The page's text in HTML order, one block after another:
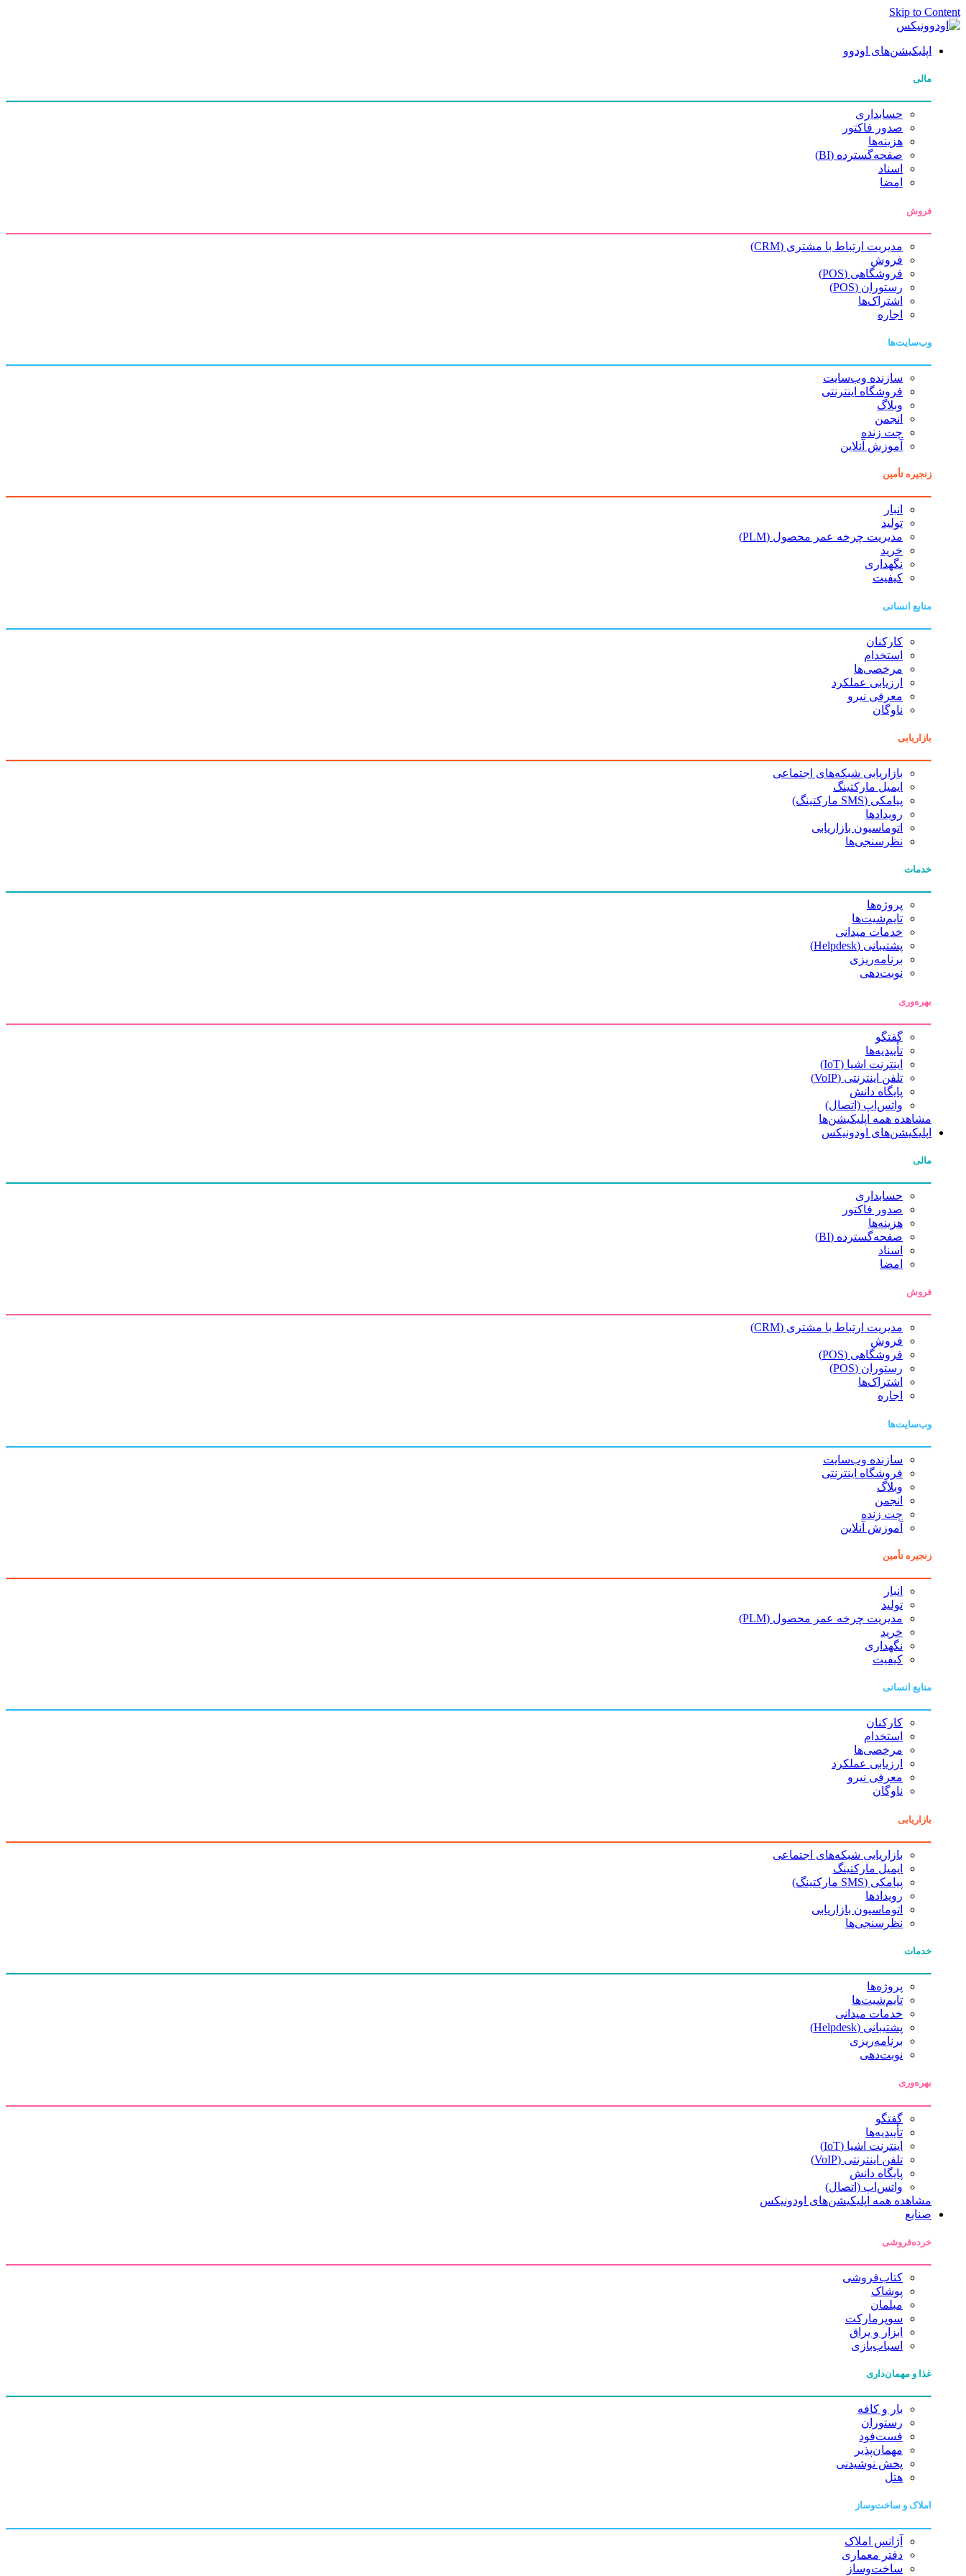
Skip to Content
اپلیکیشن‌های اودوو
مالی
حسابداری
صدور فاکتور
هزینه‌ها
صفحه‌گسترده (BI)
اسناد
امضا
فروش
مدیریت ارتباط با مشتری (CRM)
فروش
فروشگاهی (POS)
رستوران (POS)
اشتراک‌ها
اجاره
وب‌سایت‌ها
سازنده وب‌سایت
فروشگاه اینترنتی
وبلاگ
انجمن
چت زنده
آموزش آنلاین
زنجیره تأمین
انبار
تولید
مدیریت چرخه عمر محصول (PLM)
خرید
نگهداری
کیفیت
منابع انسانی
کارکنان
استخدام
مرخصی‌ها
ارزیابی عملکرد
معرفی نیرو
ناوگان
بازاریابی
بازاریابی شبکه‌های اجتماعی
ایمیل مارکتینگ
پیامکی (SMS مارکتینگ)
رویدادها
اتوماسیون بازاریابی
نظرسنجی‌ها
خدمات
پروژه‌ها
تایم‌شیت‌ها
خدمات میدانی
پشتیبانی (Helpdesk)
برنامه‌ریزی
نوبت‌دهی
بهره‌وری
گفتگو
تأییدیه‌ها
اینترنت اشیا (IoT)
تلفن اینترنتی (VoIP)
پایگاه دانش
واتس‌اپ (اتصال)
مشاهده همه اپلیکیشن‌ها
اپلیکیشن‌های اودونیکس
مالی
حسابداری
صدور فاکتور
هزینه‌ها
صفحه‌گسترده (BI)
اسناد
امضا
فروش
مدیریت ارتباط با مشتری (CRM)
فروش
فروشگاهی (POS)
رستوران (POS)
اشتراک‌ها
اجاره
وب‌سایت‌ها
سازنده وب‌سایت
فروشگاه اینترنتی
وبلاگ
انجمن
چت زنده
آموزش آنلاین
زنجیره تأمین
انبار
تولید
مدیریت چرخه عمر محصول (PLM)
خرید
نگهداری
کیفیت
منابع انسانی
کارکنان
استخدام
مرخصی‌ها
ارزیابی عملکرد
معرفی نیرو
ناوگان
بازاریابی
بازاریابی شبکه‌های اجتماعی
ایمیل مارکتینگ
پیامکی (SMS مارکتینگ)
رویدادها
اتوماسیون بازاریابی
نظرسنجی‌ها
خدمات
پروژه‌ها
تایم‌شیت‌ها
خدمات میدانی
پشتیبانی (Helpdesk)
برنامه‌ریزی
نوبت‌دهی
بهره‌وری
گفتگو
تأییدیه‌ها
اینترنت اشیا (IoT)
تلفن اینترنتی (VoIP)
پایگاه دانش
واتس‌اپ (اتصال)
مشاهده همه اپلیکیشن‌های اودونیکس
صنایع
خرده‌فروشی
کتاب‌فروشی
پوشاک
مبلمان
سوپرمارکت
ابزار و یراق
اسباب‌بازی
غذا و مهمان‌داری
بار و کافه
رستوران
فست‌فود
مهمان‌پذیر
پخش نوشیدنی
هتل
املاک و ساخت‌وساز
آژانس املاک
دفتر معماری
ساخت‌وساز